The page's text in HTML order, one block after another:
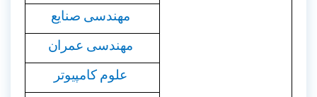
مهندسی صنایع
مهندسی عمران
علوم کامپیوتر